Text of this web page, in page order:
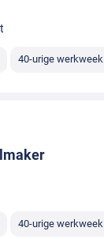
40-urige werkweek
40-urige werkweek